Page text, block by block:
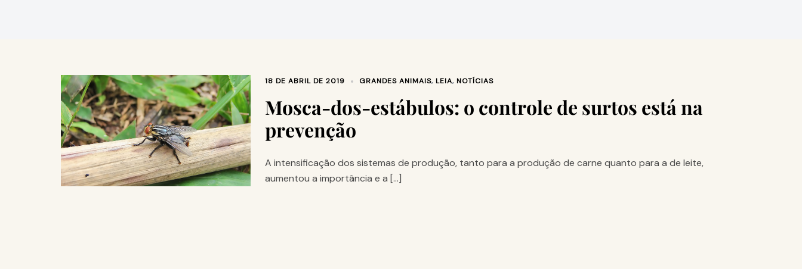
18 DE ABRIL DE 2019 GRANDES ANIMAIS, LEIA, NOTÍCIAS
Mosca-dos-estábulos: o controle de surtos está na
prevenção
A intensificação dos sistemas de produção, tanto para a produção de carne quanto para a de leite,
aumentou a importância e a […]